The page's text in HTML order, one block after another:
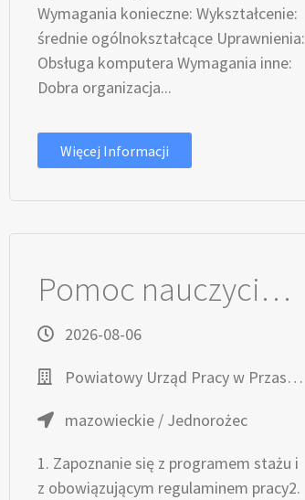
Wymagania konieczne: Wykształcenie:
średnie ogólnokształcące Uprawnienia:
Obsługa komputera Wymagania inne:
Dobra organizacja...
Więcej Informacji
Pomoc nauczyciela przedszkola (k/m)
2026-08-06
Powiatowy Urząd Pracy w Przasnyszu
mazowieckie / Jednorożec
1. Zapoznanie się z programem stażu i
z obowiązującym regulaminem pracy2.